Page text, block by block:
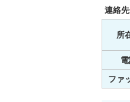
連絡
所
ファ